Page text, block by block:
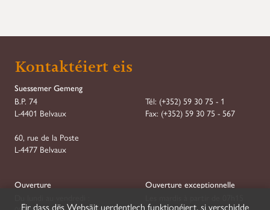
Demande de Réservation
Réservation
Association
Kontaktéiert eis
Suessemer Gemeng
B.P. 74
L-4401 Belvaux
60, rue de la Poste
L-4477 Belvaux
Tél: (+352) 59 30 75 - 1
Fax: (+352) 59 30 75 - 567
Ouverture
Ouverture exceptionnelle
Fir dass dës Websäit uerdentlech funktionéiert, si verschidde